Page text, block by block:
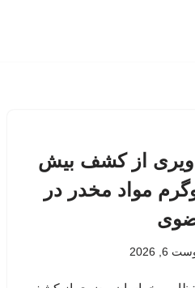
از کشف بیش
کیلوگرم مواد مخدر در
6, 2026